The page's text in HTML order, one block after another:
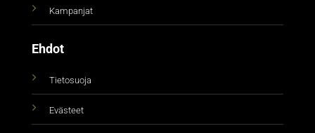
Kampanjat
Ehdot
Tietosuoja
Evästeet